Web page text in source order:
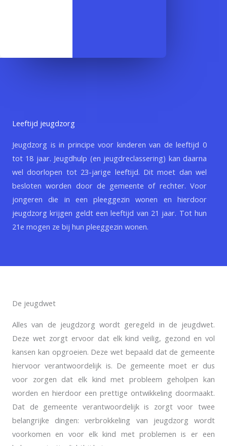
Leeftijd jeugdzorg
Jeugdzorg is in principe voor kinderen van de leeftijd 0
tot 18 jaar. Jeugdhulp (en jeugdreclassering) kan daarna
wel doorlopen tot 23-jarige leeftijd. Dit moet dan wel
besloten worden door de gemeente of rechter. Voor
jongeren die in een pleeggezin wonen en hierdoor
jeugdzorg krijgen geldt een leeftijd van 21 jaar. Tot hun
21e mogen ze bij hun pleeggezin wonen.
De jeugdwet
Alles van de jeugdzorg wordt geregeld in de jeugdwet.
Deze wet zorgt ervoor dat elk kind veilig, gezond en vol
kansen kan opgroeien. Deze wet bepaald dat de gemeente
hiervoor verantwoordelijk is. De gemeente moet er dus
voor zorgen dat elk kind met probleem geholpen kan
worden en hierdoor een prettige ontwikkeling doormaakt.
Dat de gemeente verantwoordelijk is zorgt voor twee
belangrijke dingen: verbrokkeling van jeugdzorg wordt
voorkomen en voor elk kind met problemen is er een